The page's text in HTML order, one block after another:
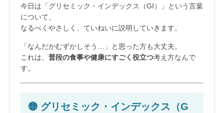
今日は「グリセミック・インデックス（GI）」という言葉
について、
なるべくやさしく、ていねいに説明していきます。
「なんだかむずかしそう…」と思った方も大丈夫。
これは、普段の食事や健康にすごく役立つ考え方なんで
す。
🟡 グリセミック・インデックス（G